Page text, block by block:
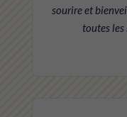
sourire et
toutes les